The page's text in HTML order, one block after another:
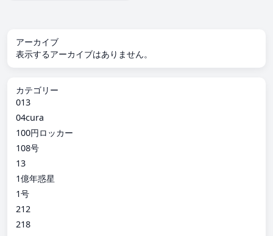
アーカイブ
表示するアーカイブはありません。
カテゴリー
013
04cura
100円ロッカー
108号
13
1億年惑星
1号
212
218